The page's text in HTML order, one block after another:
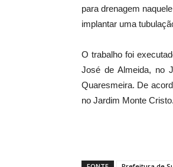
para drenagem
implantar uma
O trabalho foi
José de Almeida, no
Quaresmeira. De
no Jardim Monte Cristo.